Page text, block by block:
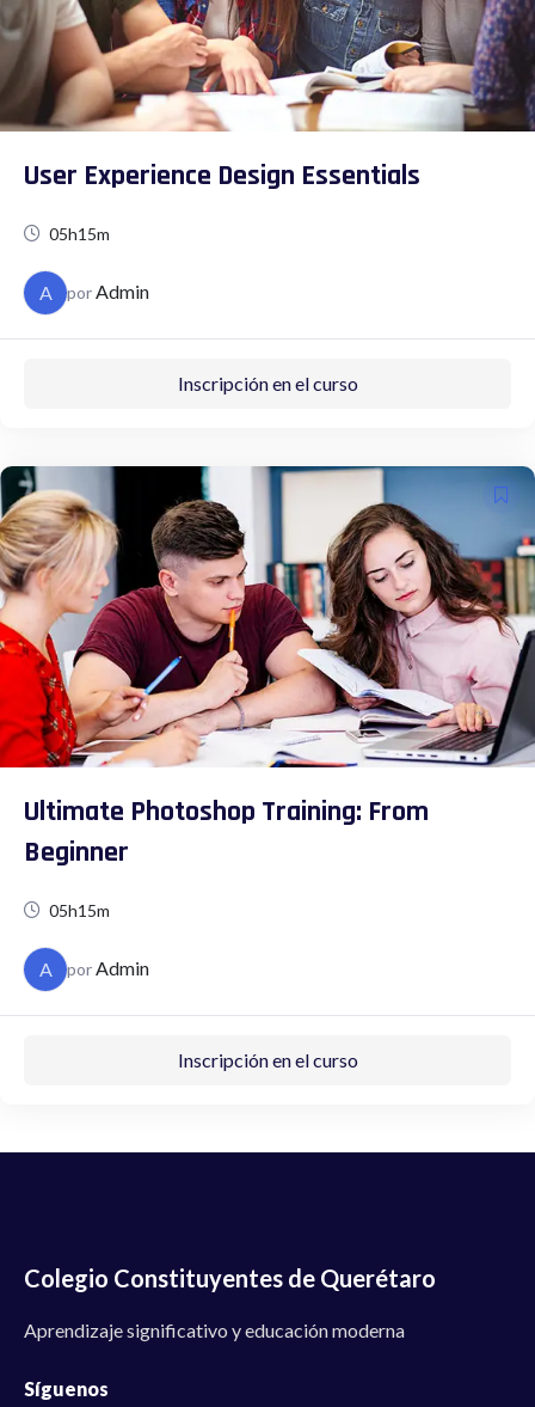
User Experience Design Essentials
05h15m
A porAdmin
Inscripción en el curso
Ultimate Photoshop Training: From
Beginner
05h15m
A porAdmin
Inscripción en el curso
Colegio Constituyentes de Querétaro
Aprendizaje significativo y educación moderna
Síguenos